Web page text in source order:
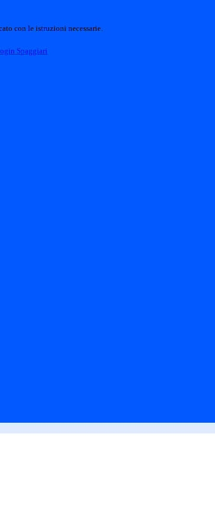
con le istruzioni necessarie.
Spaggiari